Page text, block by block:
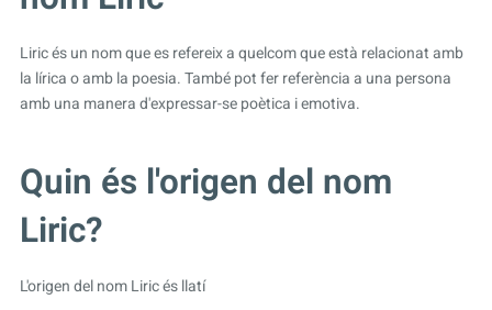
Liric és un nom que es refereix a quelcom que està relacionat amb
la lírica o amb la poesia. També pot fer referència a una persona
amb una manera d'expressar-se poètica i emotiva.
Quin és l'origen del nom
Liric?
L'origen del nom Liric és llatí